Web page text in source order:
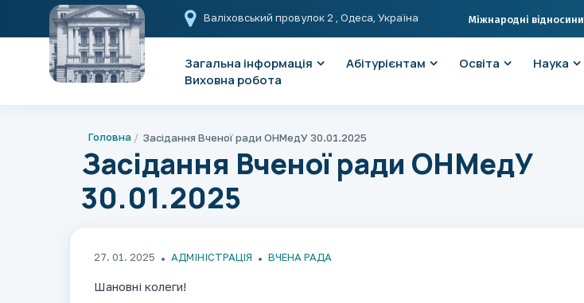
Валіховський провулок 2 , Одеса, Україна Міжнародні відносини
Загальна інформація Абітурієнтам Освіта Наука
Виховна робота
Головна Засідання Вченої ради ОНМедУ 30.01.2025
Засідання Вченої ради ОНМедУ
30.01.2025
27. 01. 2025 АДМІНІСТРАЦІЯ ВЧЕНА РАДА
Шановні колеги!